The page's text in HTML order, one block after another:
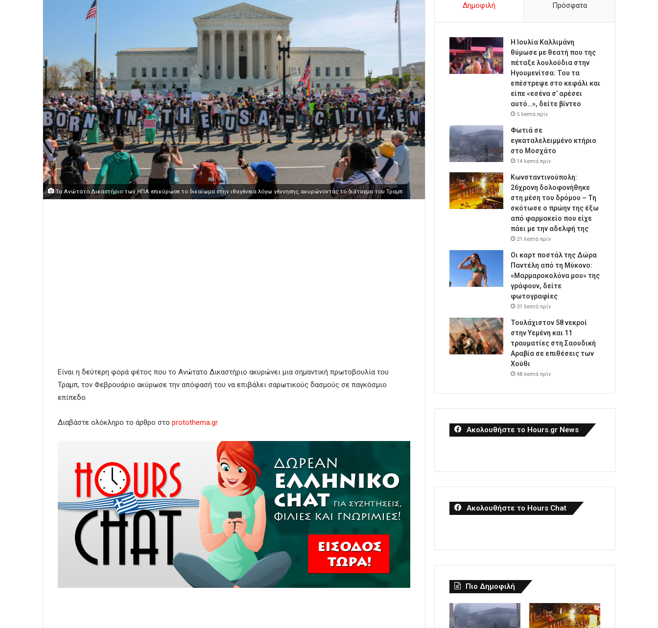
Το Ανώτατο Δικαστήριο των ΗΠΑ επικύρωσε το δικαίωμα στην ιθαγένεια λόγω γέννησης, ακυρώνοντας το διάταγμα του Τραμπ
Είναι η δεύτερη φορά φέτος που το Ανώτατο Δικαστήριο ακυρώνει μια σημαντική πρωτοβουλία του
Τραμπ, τον Φεβρουάριο ακύρωσε την απόφασή του να επιβάλει σαρωτικούς δασμούς σε παγκόσμιο
επίπεδο
Διαβάστε ολόκληρο το άρθρο στο protothema.gr
Δημοφιλή Πρόσφατα
Η Ιουλία Καλλιμάνη
θύμωσε με θεατή που της
πέταξε λουλούδια στην
Ηγουμενίτσα: Του τα
επέστρεψε στο κεφάλι και
είπε «εσένα σ’ αρέσει
αυτό…», δείτε βίντεο
5 λεπτά πρίν
Φωτιά σε
εγκαταλελειμμένο κτήριο
στο Μοσχάτο
14 λεπτά πρίν
Κωνσταντινούπολη:
26χρονη δολοφονήθηκε
στη μέση του δρόμου – Τη
σκότωσε ο πρώην της έξω
από φαρμακείο που είχε
πάει με την αδελφή της
21 λεπτά πρίν
Οι καρτ ποστάλ της Δώρα
Παντέλη από τη Μύκονο:
«Μαρμαροκολόνα μου» της
γράφουν, δείτε
φωτογραφίες
31 λεπτά πρίν
Τουλάχιστον 58 νεκροί
στην Υεμένη και 11
τραυματίες στη Σαουδική
Αραβία σε επιθέσεις των
Χούθι
48 λεπτά πρίν
Ακολουθήστε το Hours.gr News
Ακολουθήστε το Hours Chat
Πιο Δημοφιλή